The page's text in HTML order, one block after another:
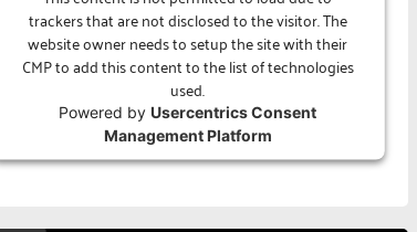
trackers that are not disclosed to the visitor. The
website owner needs to setup the site with their
CMP to add this content to the list of technologies
used.
Powered byUsercentrics Consent
Management Platform